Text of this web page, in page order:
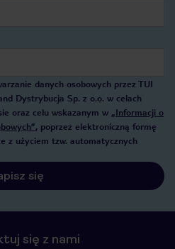
danych osobowych przez TUI
Dystrybucja Sp. z o.o. w celach
oraz celu wskazanym w „Informacji o
, poprzez elektroniczną formę
z użyciem tzw. automatycznych
się
się z nami